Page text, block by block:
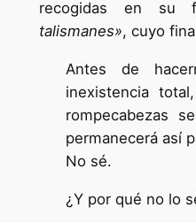
recogidas en su
talismanes», cuyo
Antes de
inexistencia
rompecabezas
permanecerá así
No sé.
¿Y por qué no lo